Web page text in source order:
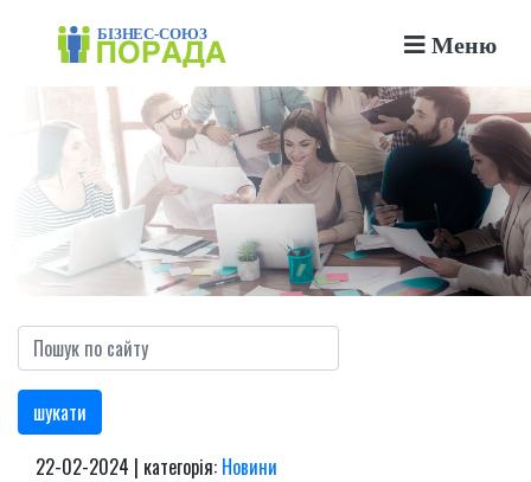
Меню
шукати
22-02-2024 | категорія: Новини